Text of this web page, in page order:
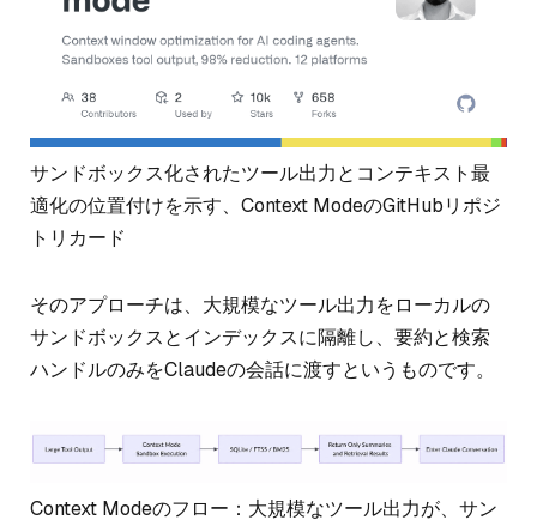
サンドボックス化されたツール出力とコンテキスト最
適化の位置付けを示す、Context ModeのGitHubリポジ
トリカード
そのアプローチは、大規模なツール出力をローカルの
サンドボックスとインデックスに隔離し、要約と検索
ハンドルのみをClaudeの会話に渡すというものです。
Context Modeのフロー：大規模なツール出力が、サン